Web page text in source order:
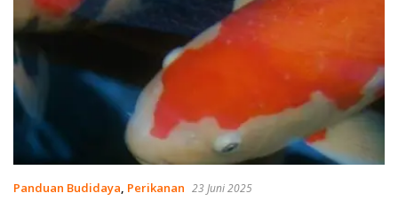
Panduan Budidaya, Perikanan 23 Juni 2025